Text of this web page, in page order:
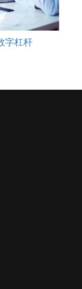
字杠杆